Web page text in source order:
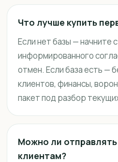
Что лучше купить
Если нет базы — начните
информированного
отмен. Если база есть —
клиентов, финансы,
пакет под разбор
Можно ли
клиентам?